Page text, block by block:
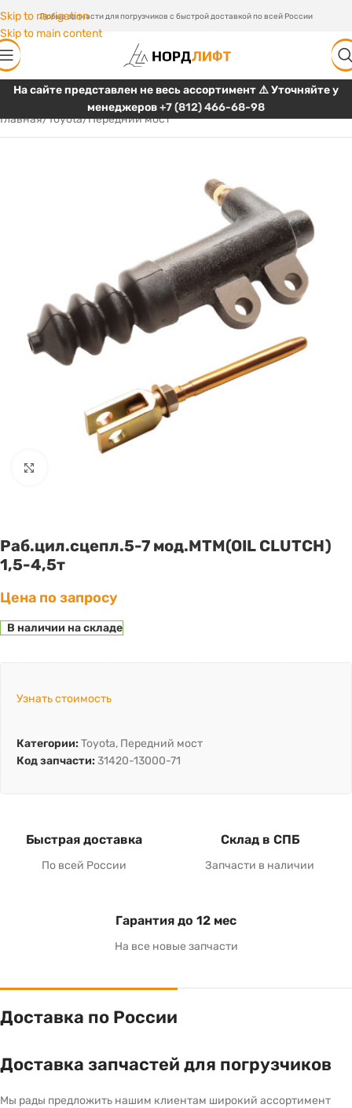
Skip to navigation
Skip to main content
Любые запчасти для погрузчиков с быстрой доставкой по всей России
На сайте представлен не весь ассортимент ⚠️ Уточняйте у
менеджеров+7 (812) 466-68-98
Главная/Toyota/Передний мост
Раб.цил.сцепл.5-7 мод.MTM(OIL CLUTCH)
1,5-4,5т
Цена по запросу
В наличии на складе
Узнать стоимость
Категории: Toyota, Передний мост
Код запчасти: 31420-13000-71
Быстрая доставка
По всей России
Склад в СПБ
Запчасти в наличии
Гарантия до 12 мес
На все новые запчасти
Доставка по России
Доставка запчастей для погрузчиков
Мы рады предложить нашим клиентам широкий ассортимент